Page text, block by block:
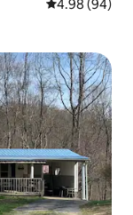
Ukadiriaji wa
4.98 (94)